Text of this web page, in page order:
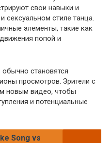
свои навыки и
сексуальном стиле танца.
элементы, такие как
попой и
становятся
просмотров. Зрители с
новым видео, чтобы
и потенциальные
Song vs